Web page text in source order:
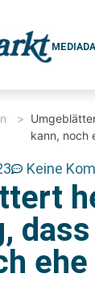
>
kann, noch
Keine